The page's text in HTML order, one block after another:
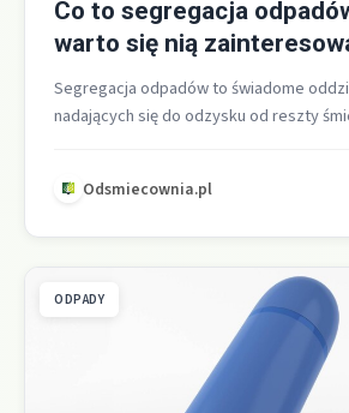
Co to segregacja
warto się nią
Segregacja odpadów to świadome
nadających się do odzysku od reszty
Odsmiecownia.pl
ODPADY